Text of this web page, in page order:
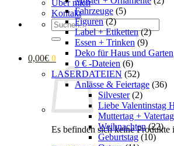
Über mich
Kontakt
Suchen
nach:
0,00€ 0
Es befinden sich keine Produkte
Fahrzeuge (5)
Figuren (2)
Label + Etiketten (2)
Essen + Trinken (9)
Deko für Haus und Garten
0 € -Dateien (6)
LASERDATEIEN (52)
Anlässe & Feiertage (36)
Silvester (2)
Liebe Valentinstag
Muttertag + Vatertag
Weihnachten (22)
Geburtstag (10)